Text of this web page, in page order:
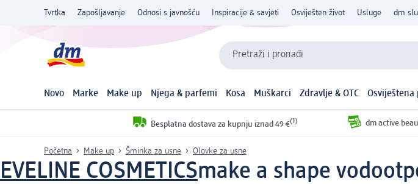
Tvrtka Zapošljavanje Odnosi s javnošću Inspiracije & savjeti Osviješten život Usluge dm
Pretraži i pronađi
Novo Marke Make up Njega & parfemi Kosa Muškarci Zdravlje & OTC Osviještena
Besplatna dostava za kupnju iznad 49 €(1) dm active
Početna Make up Šminka za usne Olovke za usne
EVELINE COSMETICSmake a shape